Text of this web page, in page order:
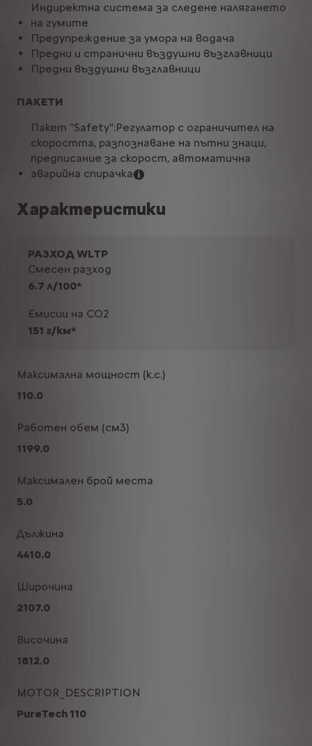
Индиректна система за следене налягането
на гумите
Предупреждение за умора на водача
Предни и странични въздушни възглавници
Предни въздушни възглавници
ПАКЕТИ
Пакет "Safety":Регулатор с ограничител на
скоростта, разпознаване на пътни знаци,
предписание за скорост, автоматична
аварийна спирачка
Характеристики
РАЗХОД WLTP
Смесен разход
6.7 л/100*
Емисии на CO2
151 г/км*
Максимална мощност (к.с.)
110.0
Работен обем (см3)
1199.0
Максимален брой места
5.0
Дължина
4410.0
Широчина
2107.0
Височина
1812.0
MOTOR_DESCRIPTION
PureTech 110